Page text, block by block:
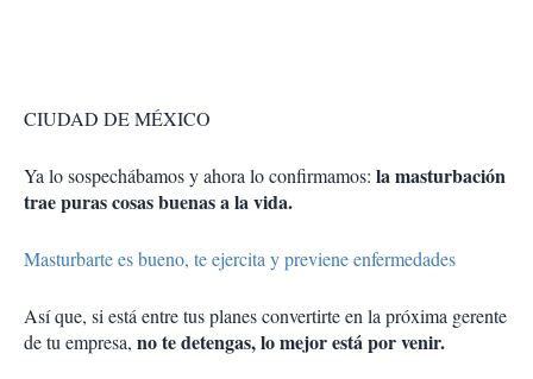
CIUDAD DE MÉXICO
Ya lo sospechábamos y ahora lo confirmamos: la masturbación
trae puras cosas buenas a la vida.
Masturbarte es bueno, te ejercita y previene enfermedades
Así que, si está entre tus planes convertirte en la próxima gerente
de tu empresa, no te detengas, lo mejor está por venir.